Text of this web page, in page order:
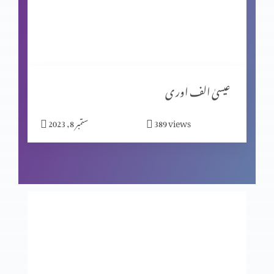
گنا ہ کی مزدوری
خدا اور ہم
عیسیٰ الف اور ی
ستمبر 8, 2023 389views